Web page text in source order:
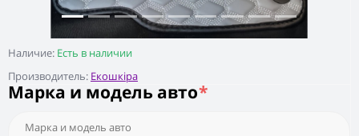
Наличие: Есть в наличии
Производитель: Екошкіра
Марка и модель авто*